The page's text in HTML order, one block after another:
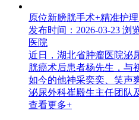
原位新膀胱手术+精准护
发布时间：2026-03-23 浏
医院
近日，湖北省肿瘤医院
胱癌术后患者杨先生，与
如今的他神采奕奕、笑声
泌尿外科崔殿生主任团队
查看更多+